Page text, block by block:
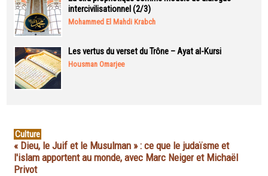
intercivilisationnel (2/3)
Mohammed El Mahdi Krabch
Les vertus du verset du Trône – Ayat al-Kursi
Housman Omarjee
Culture
« Dieu, le Juif et le Musulman » : ce que le judaïsme et
l'islam apportent au monde, avec Marc Neiger et Michaël
Privot